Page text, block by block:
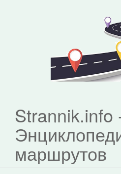
Strannik.info
маршрутов